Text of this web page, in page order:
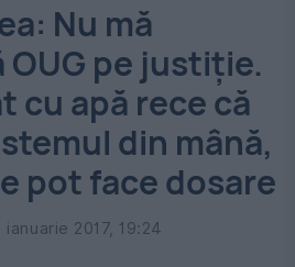
Nu mă
pe justiţie.
cu apă rece că
din mână,
pot face dosare
ianuarie 2017, 19:24